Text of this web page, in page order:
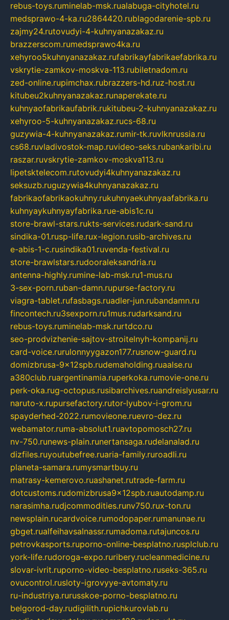
rebus-toys.ruminelab-msk.rualabuga-cityhotel.ru
medsprawo-4-ka.ru2864420.rublagodarenie-spb.ru
zajmy24.rutovudyi-4-kuhnyanazakaz.ru
brazzerscom.rumedsprawo4ka.ru
xehyroo5kuhnyanazakaz.rufabrikayfabrikaefabrika.ru
vskrytie-zamkov-moskva-113.rubiletnadom.ru
zed-online.rupimchax.rubrazzers-hd.ruz-host.ru
kitubeu2kuhnyanazakaz.runaperekate.ru
kuhnyaofabrikaufabrik.rukitubeu-2-kuhnyanazakaz.ru
xehyroo-5-kuhnyanazakaz.rucs-68.ru
guzywia-4-kuhnyanazakaz.rumir-tk.ruvlknrussia.ru
cs68.ruvladivostok-map.ruvideo-seks.rubankaribi.ru
raszar.ruvskrytie-zamkov-moskva113.ru
lipetsktelecom.rutovudyi4kuhnyanazakaz.ru
seksuzb.ruguzywia4kuhnyanazakaz.ru
fabrikaofabrikaokuhny.rukuhnyaekuhnyaafabrika.ru
kuhnyaykuhnyayfabrika.rue-abis1c.ru
store-brawl-stars.rukts-services.rudark-sand.ru
sindika-01.rusp-life.rux-legion.rusib-archives.ru
e-abis-1-c.rusindika01.ruvenda-festival.ru
store-brawlstars.rudooraleksandria.ru
antenna-highly.rumine-lab-msk.ru1-mus.ru
3-sex-porn.ruban-damn.rupurse-factory.ru
viagra-tablet.rufasbags.ruadler-jun.rubandamn.ru
fincontech.ru3sexporn.ru1mus.rudarksand.ru
rebus-toys.ruminelab-msk.rurtdco.ru
seo-prodvizhenie-sajtov-stroitelnyh-kompanij.ru
card-voice.rurulonnyygazon177.rusnow-guard.ru
domizbrusa-9x12spb.rudemaholding.ruaalse.ru
a380club.ruargentinamia.ruperkoka.rumovie-one.ru
perk-oka.rug-octopus.rusibarchives.ruandreislyusar.ru
naruto-x.rupursefactory.rutor-lyubov-i-grom.ru
spayderhed-2022.rumovieone.ruevro-dez.ru
webamator.ruma-absolut1.ruavtopomosch27.ru
nv-750.runews-plain.runertansaga.rudelanalad.ru
dizfiles.ruyoutubefree.ruaria-family.ruroadli.ru
planeta-samara.rumysmartbuy.ru
matrasy-kemerovo.ruashanet.rutrade-farm.ru
dotcustoms.rudomizbrusa9x12spb.ruautodamp.ru
narasimha.rudjcommodities.runv750.rux-ton.ru
newsplain.rucardvoice.rumodopaper.rumanunae.ru
gbget.rualfeihavsalnassr.rumadoma.rutajuncos.ru
petrovkasports.ruporno-online-besplatno.rusplclub.ru
york-life.rudoroga-expo.ruribery.rucleanmedicine.ru
slovar-ivrit.ruporno-video-besplatno.ruseks-365.ru
ovucontrol.rusloty-igrovyye-avtomaty.ru
ru-industriya.rurusskoe-porno-besplatno.ru
belgorod-day.rudigilith.rupichkurovlab.ru